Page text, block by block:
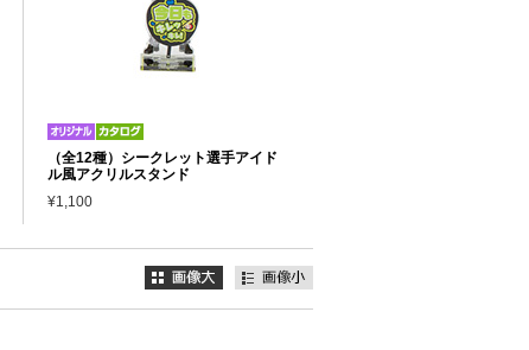
（全12種）シークレット選手アイド
ル風アクリルスタンド
¥1,100